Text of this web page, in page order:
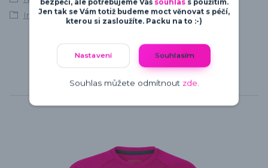
Intelligent Defender
bezpečí, ale potřebujeme Váš souhlass použitím.
Jen tak se Vám totiž budeme moct věnovat s péčí,
kterou si zasloužíte. Packu na to :-)
Nastavení Souhlasím
Souhlas můžete odmítnout zde.